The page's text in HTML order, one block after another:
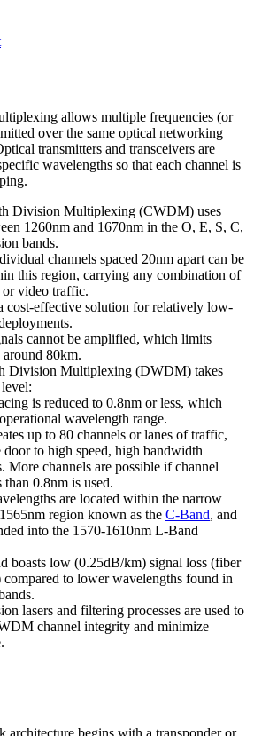
allows multiple frequencies (or
over the same optical networking
transmitters and transceivers are
wavelengths so that each channel is
Division Multiplexing (CWDM) uses
1260nm and 1670nm in the O, E, S, C,
bands.
channels spaced 20nm apart can be
this region, carrying any combination of
or video traffic.
cost-effective solution for relatively low-
cannot be amplified, which limits
around 80km.
Division Multiplexing (DWDM) takes
is reduced to 0.8nm or less, which
wavelength range.
up to 80 channels or lanes of traffic,
door to high speed, high bandwidth
More channels are possible if channel
than 0.8nm is used.
are located within the narrow
region known as the C-Band, and
into the 1570-1610nm L-Band
boasts low (0.25dB/km) signal loss (fiber
compared to lower wavelengths found in
lasers and filtering processes are used to
channel integrity and minimize